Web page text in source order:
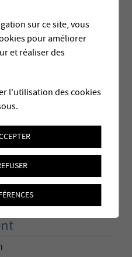
(VS), Suisse
sur ce site, vous
pour améliorer
et réaliser des
l'utilisation des cookies